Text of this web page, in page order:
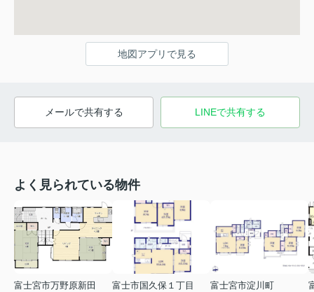
地図アプリで見る
メールで共有する LINEで共有する
よく見られている物件
富士宮市万野原新田
富士市国久保１丁目
富士宮市淀川町